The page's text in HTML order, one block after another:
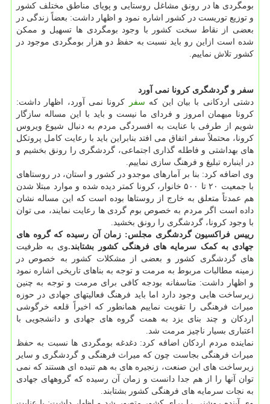
بومگردی ها در رونق مشاغل روستایی و پویای مناطق مختلف کشور
و توزیع توریست در کشور اشاره نمود و اظهار داشت: بعضاً زندگی در
بعضی از نقاط سخت کشور با وجود بومگردی ها تسهیل و ممکن
شده است ازاین رو باید نسبت به حفظ دو هزار بومگردی موجود در
کشور تلاش نماییم.
سفر و گردشگری کرونا نمی آورد
دشتی اردکانی با بیان این که سفر
کرونا نمی آورد، اظهار داشت:
کرونا میهمان امروز و فردای ما نیست و باید با این مساله سازگار
شویم از طرفی با عنایت به افسردگی مردم به دنبال شیوع ویروس
کرونا، محتملاً سفر اتفاق می افتد بنابراین باید با رعایت کامل پروتکل
های بهداشتی و فاطله گذاری اجتماعی، گردشگری را رونق بخشیم و
در اینباره تبلیغ و فرهنگ سازی نماییم.
وی اضافه کرد: بنا بر آمارهای موجدو در کشور و استان، در روستاهای
با جمعیت ۲۰ تا ۵۰۰ خانوار، کرونا کمتر دیده شده و موارد مبتلا شدن
هم عمدتاً متعلق به خارج از روستاها بوده است که این مساله نشان
داده است اگر مردم به خصوص بوم گردی ها رعایت نمایند، می توان
با وجود کرونا، گردشگری را رونق بخشید.
رییس فراکسیون گردشگری مجلس: زمان آن رسیده که گروه های
جهادی به کمک سرمایه های فرهنگی کشور بشتابند.وی به ظرفیت
های گردشگری کشور و بعضی از مشکلات کشور به خصوص در
زمینه مطالبات مربوط به مرمت و توجه به بناهای تاریخی اشاره نمود
و اظهار داشت: متاسفانه بودجه کافی برای مرمت و توجه به چنین
زیرساخت هایی وجود دارد اما باید فرهنگ فعالیتهای جهادی در حوزه
میراث فرهنگی را تقویت نماییم همانطور که اخیراً قلعه خرگوشی
اردکان و چند بنای یزد به همت گروه های جهادی و دانشجویی با
اعتباری بسیار ناچیز مرمت شد.
نماینده مردم اردکان اضافه کرد: دغدغه بومگردی ها نسبت به حفظ
میراث فرهنگی بجاست چون که میراث فرهنگی و گردشگری و سایر
زیرساخت های این صنعت، زنجیره های به هم تنیده ای هستند که نمی
توان آنها را از هم جدا دانست و زمان آن رسیده که گروههای جهادی
به نجات سرمایه های فرهنگی کشور بشتابند.